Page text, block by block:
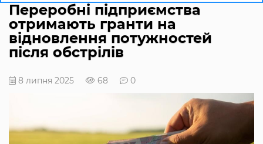
Переробні підприємства
отримають гранти на
відновлення потужностей
після обстрілів
8 липня 2025 68 0